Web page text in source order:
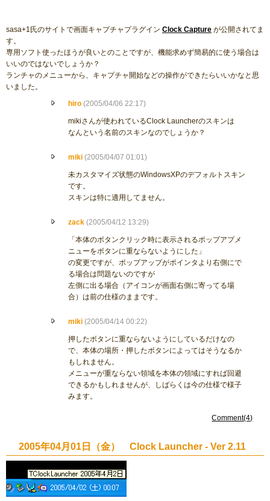
sasa+1氏のサイトで画面キャプチャプラグイン Clock Capture が公開されてま
す。
専用ソフト使ったほうが良いとのことですが、機能求めず簡易的に使う場合は
いいのではないでしょうか？
ランチャのメニューから、キャプチャ開始などの操作ができたらいいかなと思
いました。
hiro (2005/04/06 22:17)
mikiさんが使われているClock Launcherのスキンは
なんという名前のスキンなのでしょうか？
miki (2005/04/07 01:01)
未カスタマイズ状態のWindowsXPのデフォルトスキン
です。
スキンは特に適用してません。
zack (2005/04/12 13:29)
「本体のボタンクリック時に表示されるポップアプメ
ニューをボタンに重ならないようにした」
の変更ですが、ポップアップがポインタより右側にで
る場合は問題ないのですが
左側に出る場合（アイコンが画面右側に寄ってる場
合）は前の仕様のままです。
miki (2005/04/14 00:22)
押したボタンに重ならないようにしているだけなの
で、本体の場所・押したボタンによってはそうなるか
もしれません。
メニューが重ならない領域を本体の領域にすれば回避
できるかもしれませんが、しばらくは今の仕様で様子
みます。
Comment(4)
2005年04月01日（金） Clock Launcher - Ver 2.11